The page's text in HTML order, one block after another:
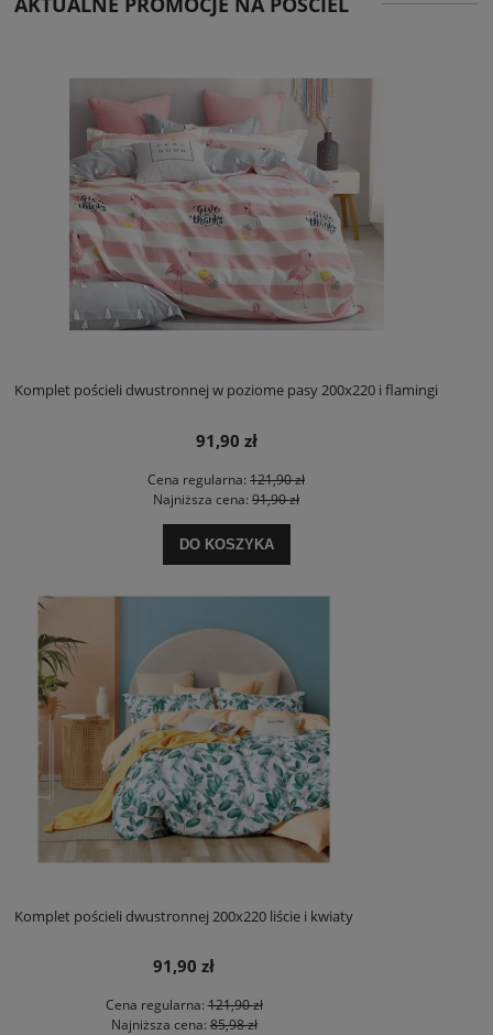
Komplet pościeli dwustronnej w poziome pasy 200x220 i flamingi
91,90 zł
Cena regularna: 121,90 zł
Najniższa cena: 91,90 zł
DO KOSZYKA
Komplet pościeli dwustronnej 200x220 liście i kwiaty
91,90 zł
Cena regularna:121,90 zł
Najniższa cena:85,98 zł